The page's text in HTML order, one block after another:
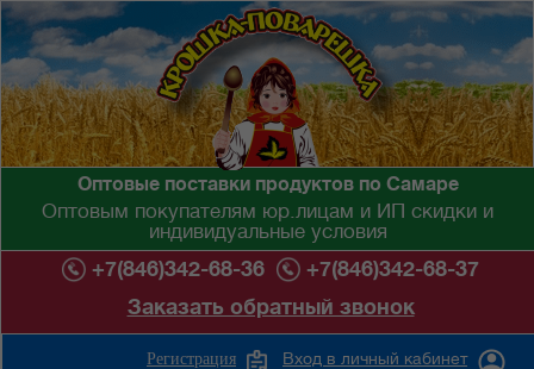
Оптовые поставки продуктов по Самаре
Оптовым покупателям юр.лицам и ИП скидки и
индивидуальные условия
+7(846)342-68-36
+7(846)342-68-37
Заказать обратный звонок
Вход в личный кабинет
Регистрация